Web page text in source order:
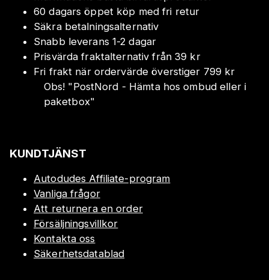
60 dagars öppet köp med fri retur
Säkra betalningsalternativ
Snabb leverans 1-2 dagar
Prisvärda fraktalternativ från 39 kr
Fri frakt när ordervärde överstiger 799 kr
Obs! "PostNord - Hämta hos ombud eller i
paketbox"
KUNDTJÄNST
Autodudes Affiliate-program
Vanliga frågor
Att returnera en order
Försäljningsvillkor
Kontakta oss
Säkerhetsdatablad